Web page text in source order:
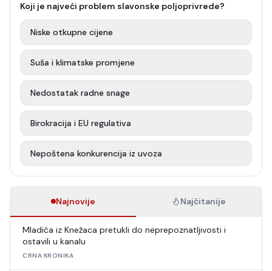
Koji je najveći problem slavonske poljoprivrede?
Niske otkupne cijene
Suša i klimatske promjene
Nedostatak radne snage
Birokracija i EU regulativa
Nepoštena konkurencija iz uvoza
Najnovije Najčitanije
Mladića iz Knežaca pretukli do neprepoznatljivosti i
ostavili u kanalu
CRNA KRONIKA